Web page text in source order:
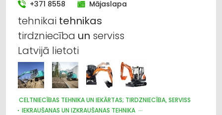
+371 8558 Mājaslapa
tehnikai tehnikas
tirdzniecība un serviss
Latvijā lietoti
CELTNIECĪBAS TEHNIKA UN IEKĀRTAS; TIRDZNIECĪBA, SERVISS
IEKRAUŠANAS UN IZKRAUŠANAS TEHNIKA